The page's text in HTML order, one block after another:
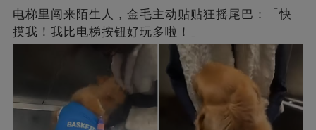
电梯里闯来陌生人，金毛主动贴贴狂摇尾巴：「快
摸我！我比电梯按钮好玩多啦！」